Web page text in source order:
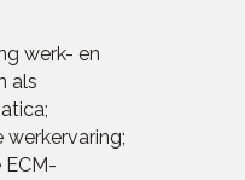
werk- en
als
werkervaring;
ECM-